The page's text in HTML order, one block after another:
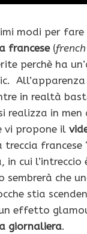
modi per
francese(
perchè ha
in realtà
realizza in men
vi propone il
treccia francese
cui l’intreccio
sembrerà che
stia
effetto
giornaliera.